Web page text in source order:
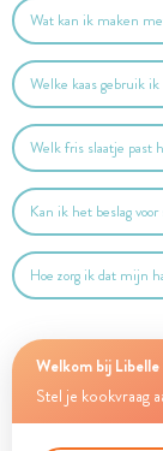
Wat kan ik maken
Welke kaas gebruik
Welk fris slaatje past
Kan ik het beslag
Hoe zorg ik dat mijn
Welkom bij
Stel je kookvraag